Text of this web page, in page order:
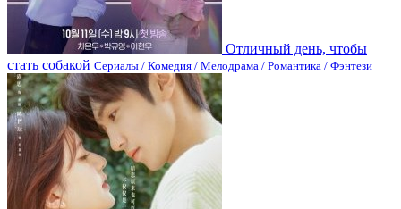
Отличный день, чтобы
стать собакой Сериалы / Комедия / Мелодрама / Романтика / Фэнтези